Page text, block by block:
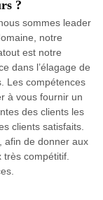
?
sommes leader
notre
est notre
dans l’élagage de
Les compétences
à vous fournir un
des clients les
clients satisfaits.
afin de donner aux
compétitif.